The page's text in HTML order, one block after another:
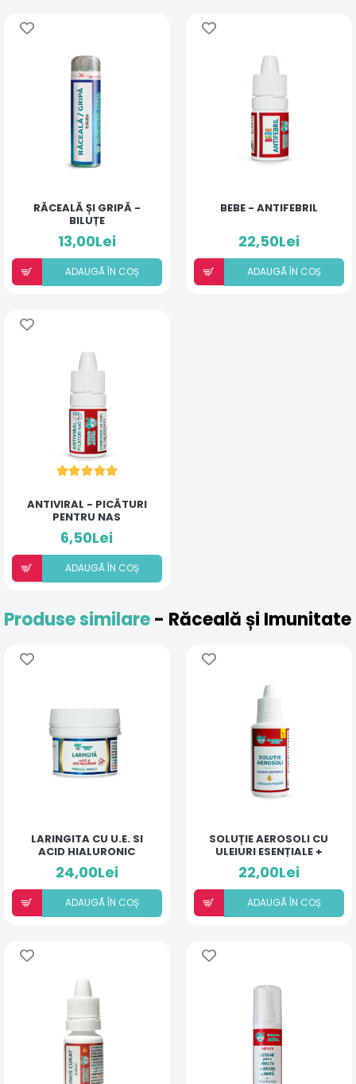
RĂCEALĂ ȘI GRIPĂ -
BILUȚE
13,00Lei
ADAUGÃ ÎN COȘ
BEBE - ANTIFEBRIL
22,50Lei
ADAUGÃ ÎN COȘ
ANTIVIRAL - PICĂTURI
PENTRU NAS
6,50Lei
ADAUGÃ ÎN COȘ
Produse similare- Răceală și Imunitate
LARINGITA CU U.E. SI
ACID HIALURONIC
(PIERSICĂ ȘI MANGO)
24,00Lei
ADAUGÃ ÎN COȘ
SOLUȚIE AEROSOLI CU
ULEIURI ESENȚIALE +
DEXAMETAZONĂ
22,00Lei
ADAUGÃ ÎN COȘ